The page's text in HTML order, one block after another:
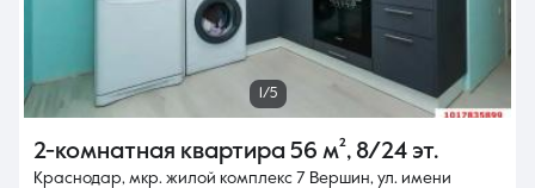
1/5
2-комнатная квартира 56 м², 8/24 эт.
Краснодар, мкр. жилой комплекс 7 Вершин, ул. имени